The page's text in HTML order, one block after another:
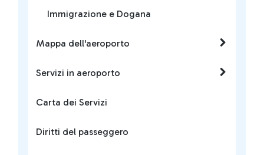
Immigrazione e Dogana
Mappa dell'aeroporto
Servizi in aeroporto
Carta dei Servizi
Diritti del passeggero